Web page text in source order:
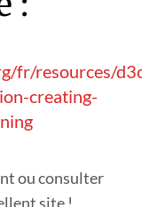
fr/resources/
creating-
ou consulter
site !